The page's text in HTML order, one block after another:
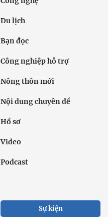
Du lịch
Bạn đọc
Công nghiệp hỗ trợ
Nông thôn mới
Nội dung chuyên đề
Hồ sơ
Video
Podcast
Sự kiện